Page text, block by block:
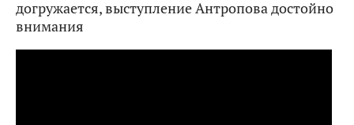
догружается, выступление Антропова достойно
внимания